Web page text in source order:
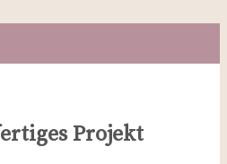
Projekt